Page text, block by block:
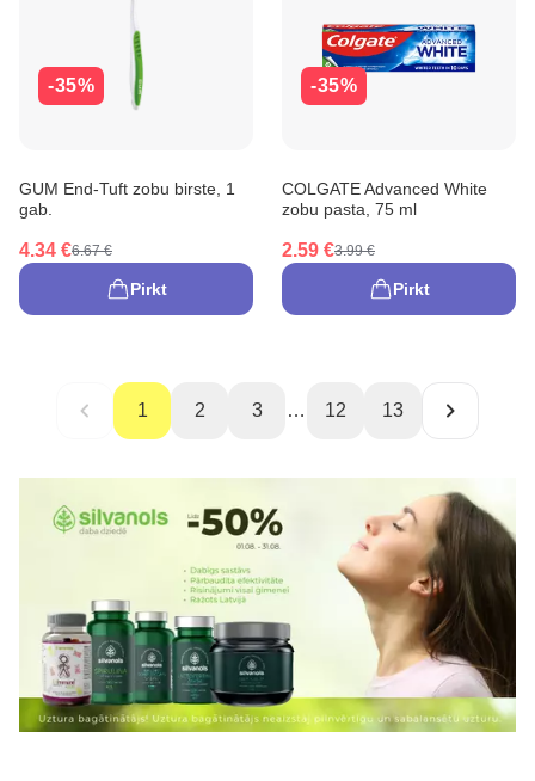
-35%
GUM End-Tuft zobu birste, 1
gab.
4.34 €6.67 €
Pirkt
-35%
COLGATE Advanced White
zobu pasta, 75 ml
2.59 €3.99 €
Pirkt
1 2 3 … 12 13